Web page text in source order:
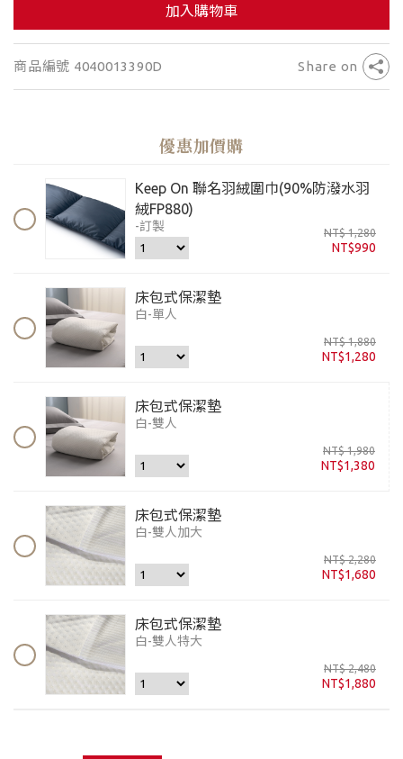
加入購物車
商品編號 4040013390D Share on
優惠加價購
Keep On 聯名羽絨圍巾(90%防潑水羽
絨FP880)
-訂製
NT$990
NT$ 1,280
床包式保潔墊
白-單人
NT$1,280
NT$ 1,880
床包式保潔墊
白-雙人
NT$1,380
NT$ 1,980
床包式保潔墊
白-雙人加大
NT$1,680
NT$ 2,280
床包式保潔墊
白-雙人特大
NT$1,880
NT$ 2,480